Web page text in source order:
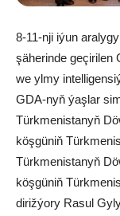
8-11-nji iýun
şäherinde geçirilen
we ylmy
GDA-nyň ýaşlar
Türkmenistanyň
köşgüniň
Türkmenistanyň
köşgüniň
dirižýory Rasul